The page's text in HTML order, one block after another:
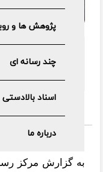
پژوهش ها و
چند رسانه ای
اسناد بالادستی
درباره ما
هیئت عالی نظارت
۱۴۰۴ در خصوص
کاهش کسری تراز
هفتم دانست.
به گزارش مرکز